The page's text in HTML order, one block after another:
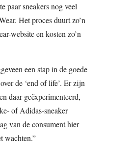
paar sneakers nog veel
Het proces duurt zo’n
website en kosten zo’n
een stap in de goede
de ‘end of life’. Er zijn
daar geëxperimenteerd,
of Adidas-sneaker
van de consument hier
wachten.”